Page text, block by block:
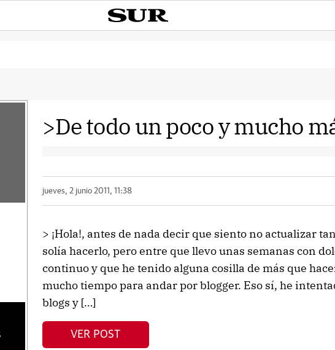
>De todo un poco y mucho
jueves, 2 junio 2011, 11:38
> ¡Hola!, antes de nada decir que siento no actualizar
solía hacerlo, pero entre que llevo unas semanas con
continuo y que he tenido alguna cosilla de más que
mucho tiempo para andar por blogger. Eso sí, he
blogs y […]
VER POST